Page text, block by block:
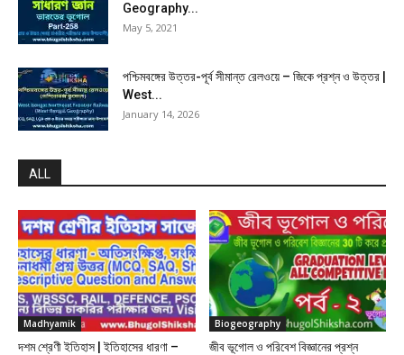
Geography...
May 5, 2021
পশ্চিমবঙ্গের উত্তর-পূর্ব সীমান্ত রেলওয়ে – জিকে প্রশ্ন ও উত্তর |
West...
January 14, 2026
ALL
Madhyamik
দশম শ্রেণী ইতিহাস | ইতিহাসের ধারণা –
Biogeography
জীব ভূগোল ও পরিবেশ বিজ্ঞানের প্রশ্ন